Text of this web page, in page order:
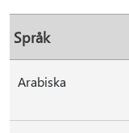
Språk
Arabiska